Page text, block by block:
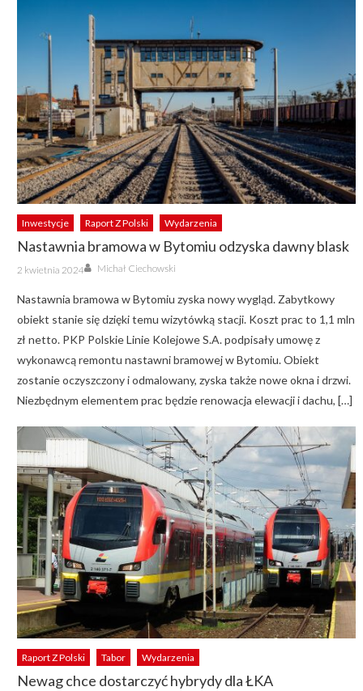
Inwestycje Raport Z Polski Wydarzenia
Nastawnia bramowa w Bytomiu odzyska dawny blask
Posted
on
2 kwietnia 2024 Author
Michał Ciechowski
Nastawnia bramowa w Bytomiu zyska nowy wygląd. Zabytkowy
obiekt stanie się dzięki temu wizytówką stacji. Koszt prac to 1,1 mln
zł netto. PKP Polskie Linie Kolejowe S.A. podpisały umowę z
wykonawcą remontu nastawni bramowej w Bytomiu. Obiekt
zostanie oczyszczony i odmalowany, zyska także nowe okna i drzwi.
Niezbędnym elementem prac będzie renowacja elewacji i dachu, […]
Raport Z Polski Tabor Wydarzenia
Newag chce dostarczyć hybrydy dla ŁKA